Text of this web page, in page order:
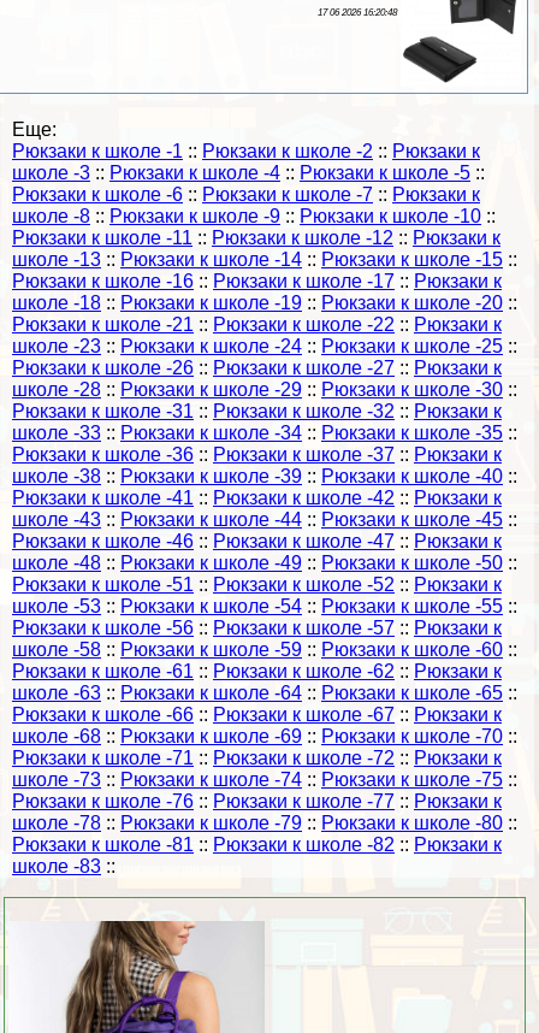
17 06 2026 16:20:48
Еще:
Рюкзаки к школе -1 :: Рюкзаки к школе -2 :: Рюкзаки к
школе -3 :: Рюкзаки к школе -4 :: Рюкзаки к школе -5 ::
Рюкзаки к школе -6 :: Рюкзаки к школе -7 :: Рюкзаки к
школе -8 :: Рюкзаки к школе -9 :: Рюкзаки к школе -10 ::
Рюкзаки к школе -11 :: Рюкзаки к школе -12 :: Рюкзаки к
школе -13 :: Рюкзаки к школе -14 :: Рюкзаки к школе -15 ::
Рюкзаки к школе -16 :: Рюкзаки к школе -17 :: Рюкзаки к
школе -18 :: Рюкзаки к школе -19 :: Рюкзаки к школе -20 ::
Рюкзаки к школе -21 :: Рюкзаки к школе -22 :: Рюкзаки к
школе -23 :: Рюкзаки к школе -24 :: Рюкзаки к школе -25 ::
Рюкзаки к школе -26 :: Рюкзаки к школе -27 :: Рюкзаки к
школе -28 :: Рюкзаки к школе -29 :: Рюкзаки к школе -30 ::
Рюкзаки к школе -31 :: Рюкзаки к школе -32 :: Рюкзаки к
школе -33 :: Рюкзаки к школе -34 :: Рюкзаки к школе -35 ::
Рюкзаки к школе -36 :: Рюкзаки к школе -37 :: Рюкзаки к
школе -38 :: Рюкзаки к школе -39 :: Рюкзаки к школе -40 ::
Рюкзаки к школе -41 :: Рюкзаки к школе -42 :: Рюкзаки к
школе -43 :: Рюкзаки к школе -44 :: Рюкзаки к школе -45 ::
Рюкзаки к школе -46 :: Рюкзаки к школе -47 :: Рюкзаки к
школе -48 :: Рюкзаки к школе -49 :: Рюкзаки к школе -50 ::
Рюкзаки к школе -51 :: Рюкзаки к школе -52 :: Рюкзаки к
школе -53 :: Рюкзаки к школе -54 :: Рюкзаки к школе -55 ::
Рюкзаки к школе -56 :: Рюкзаки к школе -57 :: Рюкзаки к
школе -58 :: Рюкзаки к школе -59 :: Рюкзаки к школе -60 ::
Рюкзаки к школе -61 :: Рюкзаки к школе -62 :: Рюкзаки к
школе -63 :: Рюкзаки к школе -64 :: Рюкзаки к школе -65 ::
Рюкзаки к школе -66 :: Рюкзаки к школе -67 :: Рюкзаки к
школе -68 :: Рюкзаки к школе -69 :: Рюкзаки к школе -70 ::
Рюкзаки к школе -71 :: Рюкзаки к школе -72 :: Рюкзаки к
школе -73 :: Рюкзаки к школе -74 :: Рюкзаки к школе -75 ::
Рюкзаки к школе -76 :: Рюкзаки к школе -77 :: Рюкзаки к
школе -78 :: Рюкзаки к школе -79 :: Рюкзаки к школе -80 ::
Рюкзаки к школе -81 :: Рюкзаки к школе -82 :: Рюкзаки к
школе -83 ::